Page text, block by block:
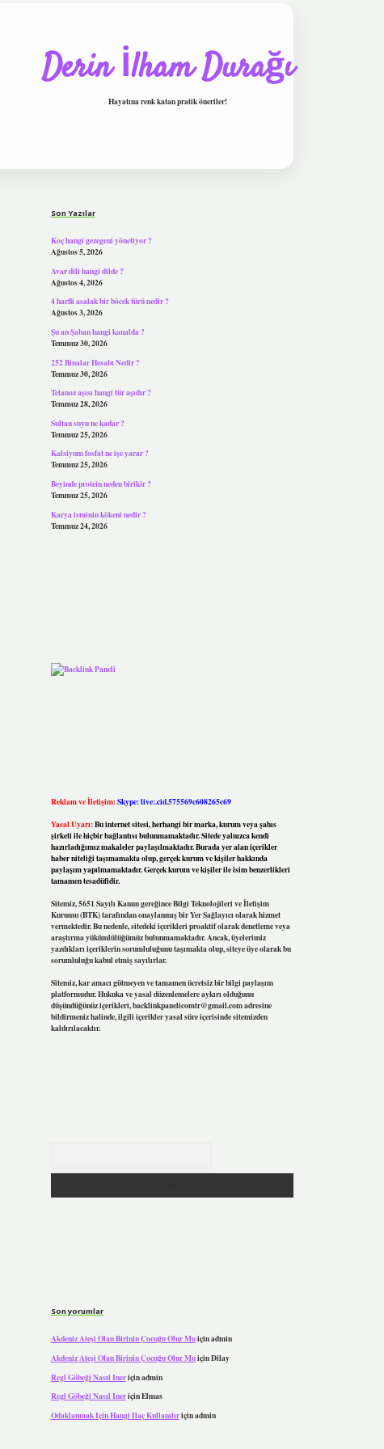
Derin İlham Durağı
Hayatına renk katan pratik öneriler!
Son Yazılar
Koç hangi gezegeni yönetiyor ?
Ağustos 5, 2026
Avar dili hangi dilde ?
Ağustos 4, 2026
4 harfli asalak bir böcek türü nedir ?
Ağustos 3, 2026
Şu an Şaban hangi kanalda ?
Temmuz 30, 2026
252 Binalar Hesabı Nedir ?
Temmuz 30, 2026
Tetanoz aşısı hangi tür aşıdır ?
Temmuz 28, 2026
Sultan suyu ne kadar ?
Temmuz 25, 2026
Kalsiyum fosfat ne işe yarar ?
Temmuz 25, 2026
Beyinde protein neden birikir ?
Temmuz 25, 2026
Karya isminin kökeni nedir ?
Temmuz 24, 2026
Reklam ve İletişim:Skype: live:.cid.575569c608265c69
Yasal Uyarı:Bu internet sitesi, herhangi bir marka, kurum veya şahıs
şirketi ile hiçbir bağlantısı bulunmamaktadır. Sitede yalnızca kendi
hazırladığımız makaleler paylaşılmaktadır. Burada yer alan içerikler
haber niteliği taşımamakta olup, gerçek kurum ve kişiler hakkında
paylaşım yapılmamaktadır. Gerçek kurum ve kişiler ile isim benzerlikleri
tamamen tesadüfidir.
Sitemiz, 5651 Sayılı Kanun gereğince Bilgi Teknolojileri ve İletişim
Kurumu (BTK) tarafından onaylanmış bir Yer Sağlayıcı olarak hizmet
vermektedir. Bu nedenle, sitedeki içerikleri proaktif olarak denetleme veya
araştırma yükümlülüğümüz bulunmamaktadır. Ancak, üyelerimiz
yazdıkları içeriklerin sorumluluğunu taşımakta olup, siteye üye olarak bu
sorumluluğu kabul etmiş sayılırlar.
Sitemiz, kar amacı gütmeyen ve tamamen ücretsiz bir bilgi paylaşım
platformudur. Hukuka ve yasal düzenlemelere aykırı olduğunu
düşündüğünüz içerikleri,backlinkpanelicomtr@gmail.comadresine
bildirmeniz halinde, ilgili içerikler yasal süre içerisinde sitemizden
kaldırılacaktır.
Son yorumlar
Akdeniz Ateşi Olan Birinin Çocuğu Olur Muiçinadmin
Akdeniz Ateşi Olan Birinin Çocuğu Olur MuiçinDilay
Regl Göbeği Nasıl Ineriçinadmin
Regl Göbeği Nasıl IneriçinElmas
Odaklanmak Için Hangi Ilaç Kullanılıriçinadmin